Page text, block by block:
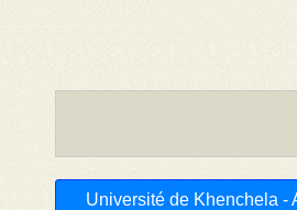
Université de Khenchela -